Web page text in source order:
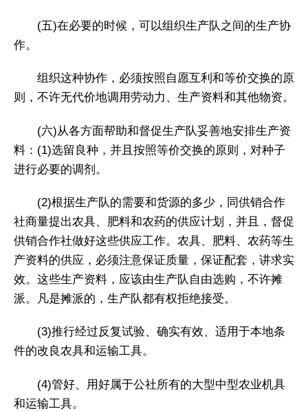
(五)在必要的时候，可以组织生产队之间的生产协
作。
组织这种协作，必须按照自愿互利和等价交换的原
则，不许无代价地调用劳动力、生产资料和其他物资。
(六)从各方面帮助和督促生产队妥善地安排生产资
料：(1)选留良种，并且按照等价交换的原则，对种子
进行必要的调剂。
(2)根据生产队的需要和货源的多少，同供销合作
社商量提出农具、肥料和农药的供应计划，并且，督促
供销合作社做好这些供应工作。农具、肥料、农药等生
产资料的供应，必须注意保证质量，保证配套，讲求实
效。这些生产资料，应该由生产队自由选购，不许摊
派。凡是摊派的，生产队都有权拒绝接受。
(3)推行经过反复试验、确实有效、适用于本地条
件的改良农具和运输工具。
(4)管好、用好属于公社所有的大型中型农业机具
和运输工具。